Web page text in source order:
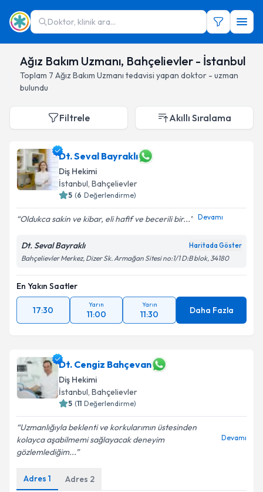
Doktor, klinik ara...
Ağız Bakım Uzmanı, Bahçelievler - İstanbul
Toplam 7 Ağız Bakım Uzmanı tedavisi yapan doktor - uzman
bulundu
Filtrele Akıllı Sıralama
Dt. Seval Bayraklı
Diş Hekimi
İstanbul, Bahçelievler
5 (6 Değerlendirme)
Oldukca sakin ve kibar, eli hafif ve becerili bir... Devamı
Dt. Seval Bayraklı Haritada Göster
Bahçelievler Merkez, Dizer Sk. Armağan Sitesi no:1/1 D:B blok, 34180
En Yakın Saatler
17:30
Yarın
11:00
Yarın
11:30 Daha Fazla
Dt. Cengiz Bahçevan
Diş Hekimi
İstanbul, Bahçelievler
5 (11 Değerlendirme)
Uzmanlığıyla beklenti ve korkularımın üstesinden
kolayca aşabilmemi sağlayacak deneyim
gözlemlediğim...
Devamı
Adres 1 Adres 2